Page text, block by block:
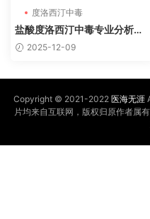
度洛西汀中毒
盐酸度洛西汀中毒专业分析及
病例2025-12-09
Copyright © 2021-2022 医海无涯
片均来自互联网，版权归原作者属